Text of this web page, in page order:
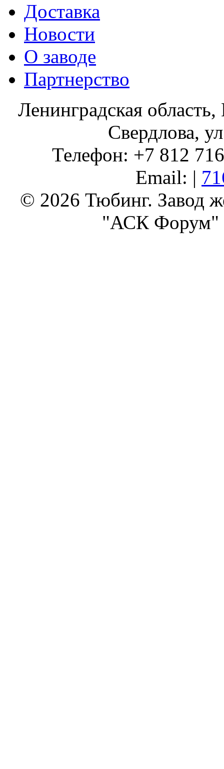
Доставка
Новости
О заводе
Партнерство
Ленинградская
Свердлова,
Телефон: +7 812
Email: |
© 2026 Тюбинг. Завод
"АСК Форум"